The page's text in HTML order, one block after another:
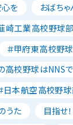
を おばち
崎工業高校野球部
＃甲府東高校野
高校野球はNNSで
日本航空高校野
うた 目指せ